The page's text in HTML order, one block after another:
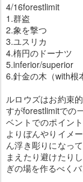
4/16forestlimit
1.群盗
2.象を撃つ
3.ユスリカ
4.楕円のドーナツ
5.inferior/superior
6.針金の木（with根
ルロウズはお約束
すがforestlimitでの
ベントでのポイン
よりぼんやりイメ
ん浮き彫りになっ
まえたり避けたり
ぎの場を作るべく